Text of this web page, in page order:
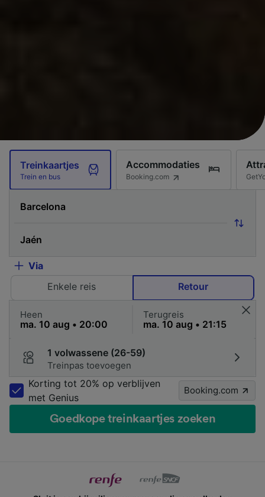
Treinkaartjes
Trein en bus
Accommodaties
Booking.com
Via
Enkele reis
Retour
Heen Terugreis
1 volwassene (26-59)
Treinpas toevoegen
Korting tot 20% op verblijven
met Genius
Booking.com
Goedkope treinkaartjes zoeken